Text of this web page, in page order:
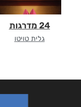
24 מדרגות
גלית טויטו